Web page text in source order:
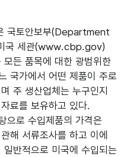
국토안보부(Department
국 세관(www.cbp.gov)
든 품목에 대한 광범위한
국가에서 어떤 제품이 주로
주 생산업체는 누구인지
료를 보유하고 있다.
으로 수입제품의 가격은
해 서류조사를 하고 이에
반적으로 미국에 수입되는